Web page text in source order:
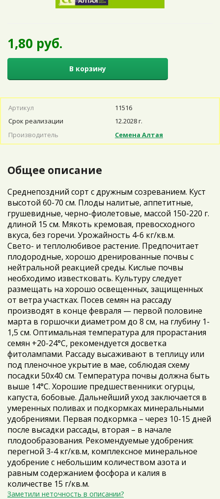
1,80 руб.
В корзину
Артикул
11516
Срок реализации
12.2028 г.
Производитель
Семена Алтая
Общее описание
Среднепоздний сорт с дружным созреванием. Куст
высотой 60-70 см. Плоды налитые, аппетитные,
грушевидные, черно-фиолетовые, массой 150-220 г.
длиной 15 см. Мякоть кремовая, превосходного
вкуса, без горечи. Урожайность 4-6 кг/кв.м.
Свето- и теплолюбивое растение. Предпочитает
плодородные, хорошо дренированные почвы с
нейтральной реакцией среды. Кислые почвы
необходимо известковать. Культуру следует
размещать на хорошо освещенных, защищенных
от ветра участках. Посев семян на рассаду
производят в конце февраля — первой половине
марта в горшочки диаметром до 8 см, на глубину 1-
1,5 см. Оптимальная температура для прорастания
семян +20-24°С, рекомендуется досветка
фитолампами. Рассаду высаживают в теплицу или
под пленочное укрытие в мае, соблюдая схему
посадки 50х40 см. Температура почвы должна быть
выше 14°С. Хорошие предшественники: огурцы,
капуста, бобовые. Дальнейший уход заключается в
умеренных поливах и подкормках минеральными
удобрениями. Первая подкормка – через 10-15 дней
после высадки рассады, вторая – в начале
плодообразования. Рекомендуемые удобрения:
перегной 3-4 кг/кв.м, комплексное минеральное
удобрение с небольшим количеством азота и
равным содержанием фосфора и калия в
количестве 15 г/кв.м.
Заметили неточность в описании?